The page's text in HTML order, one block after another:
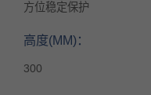
方位稳定保护
高度(MM)：
300